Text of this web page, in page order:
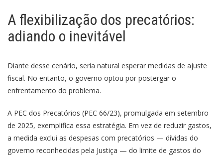
A flexibilização dos precatórios:
adiando o inevitável
Diante desse cenário, seria natural esperar medidas de ajuste
fiscal. No entanto, o governo optou por postergar o
enfrentamento do problema.
A PEC dos Precatórios (PEC 66/23), promulgada em setembro
de 2025, exemplifica essa estratégia. Em vez de reduzir gastos,
a medida exclui as despesas com precatórios — dívidas do
governo reconhecidas pela Justiça — do limite de gastos do